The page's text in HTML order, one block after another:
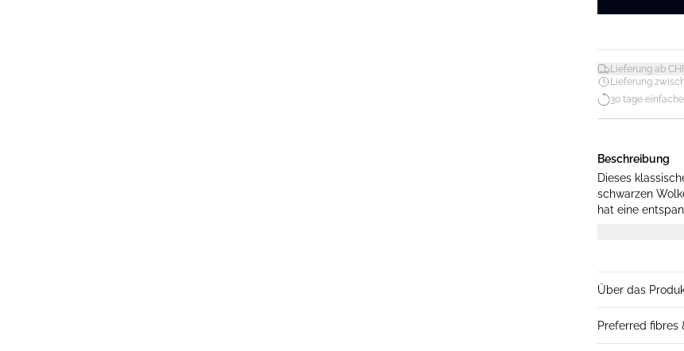
Lieferung ab
Lieferung
30 tage
Beschreibung
Dieses
schwarzen
hat eine
Kragen und
Über das
Preferred fibres